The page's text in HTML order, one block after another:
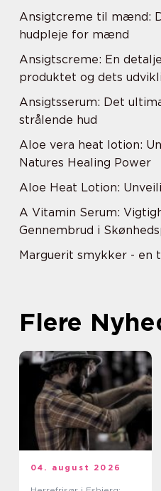
Ansigtcreme til mænd:
hudpleje for mænd
Ansigtscreme: En
produktet og dets
Ansigtsserum: Det
strålende hud
Aloe vera heat lotion:
Natures Healing Power
Aloe Heat Lotion:
A Vitamin Serum:
Gennembrud i
Marguerit smykker - en
Flere
04. august 2026